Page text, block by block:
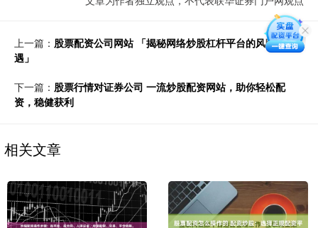
上一篇： 股票配资公司网站 「揭秘网络炒股杠杆平台的风险与机
遇」
下一篇： 股票行情对证券公司 一流炒股配资网站，助你轻松配
资，稳健获利
相关文章